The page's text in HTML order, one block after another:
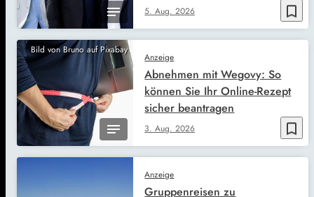
bookmark_border
5. Aug. 2026
Bild von Bruno auf Pixabay
bookmark_border
Anzeige
3. Aug. 2026
Abnehmen mit Wegovy: So
können Sie Ihr Online-Rezept
sicher beantragen
Anzeige
Gruppenreisen zu